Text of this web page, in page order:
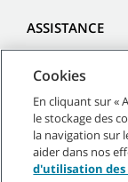
ASSISTANCE
© Tennant
Cookies
En cliquant sur «
le stockage des
la navigation sur
aider dans nos
d'utilisation des